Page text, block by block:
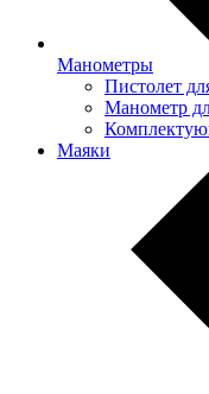
Манометры
Пистолет
Манометр
Маяки